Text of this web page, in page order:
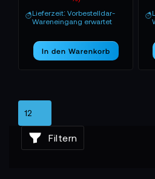
Lieferzeit: Vorbestelldar-
Wareneingang erwartet
In den Warenkorb
Filtern